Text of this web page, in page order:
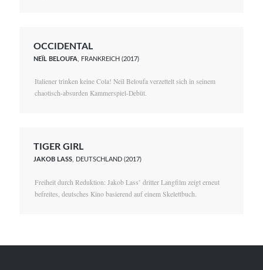
OCCIDENTAL
NEÏL BELOUFA , FRANKREICH (2017)
Italiener trinken keine Cola! Neïl Beloufa verzettelt sich in seinem
chaotisch-absurden Kammerspiel-Debüt.
TIGER GIRL
JAKOB LASS, DEUTSCHLAND (2017)
Freiheit durch Reduktion: Jakob Lass’ dritter Langfilm zeigt erneut
befreites, deutsches Kino basierend auf einem Skelettbuch.